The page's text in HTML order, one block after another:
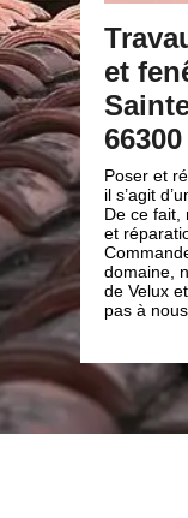
de Velux
à
n’est pas un travail
et de temps.
un spécialiste de la
Colombe De La
d’expérience dans
de pose et
qualité. Alors,